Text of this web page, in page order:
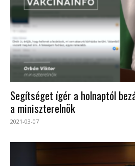
Segítséget ígér a holnaptól
a miniszterelnök
2021-03-07